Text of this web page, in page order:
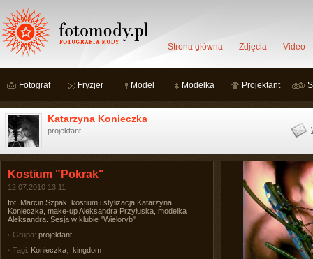
Strona główna Zdjęcia Video
Fotograf Fryzjer Model Modelka Projektant
Katarzyna Konieczka
projektant
Kostium "Pokrak"
12.07.2010 13:11
fot. Marcin Szpak, kostium i stylizacja Katarzyna
Konieczka, make-up Aleksandra Przyłuska, modelka
Aleksandra. Sesja w klubie "Wieloryb"
Grupa: projektant
Tagi: Konieczka
kingdom